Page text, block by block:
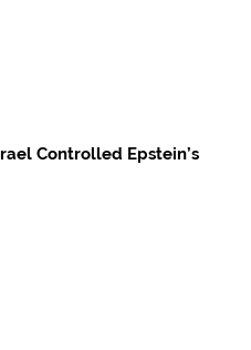
Controlled Epstein’s